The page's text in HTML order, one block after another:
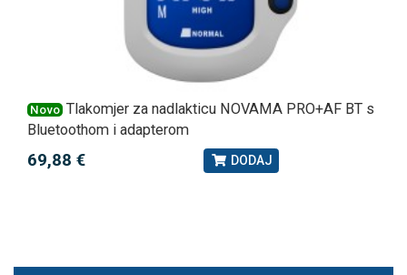
Novo Tlakomjer za nadlakticu NOVAMA PRO+AF BT s
Bluetoothom i adapterom
69,88 € DODAJ